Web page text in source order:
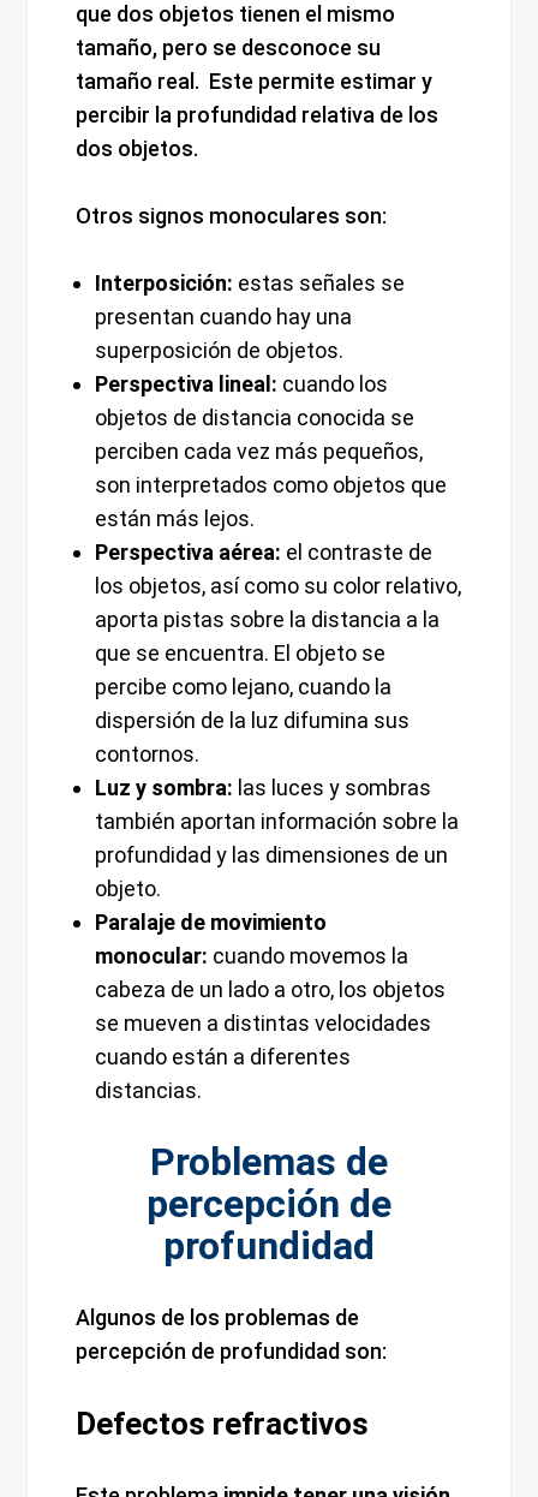
que dos objetos tienen el mismo
tamaño, pero se desconoce su
tamaño real. Este permite estimar y
percibir la profundidad relativa de los
dos objetos.
Otros signos monoculares son:
Interposición: estas señales se
presentan cuando hay una
superposición de objetos.
Perspectiva lineal: cuando los
objetos de distancia conocida se
perciben cada vez más pequeños,
son interpretados como objetos que
están más lejos.
Perspectiva aérea: el contraste de
los objetos, así como su color relativo,
aporta pistas sobre la distancia a la
que se encuentra. El objeto se
percibe como lejano, cuando la
dispersión de la luz difumina sus
contornos.
Luz y sombra: las luces y sombras
también aportan información sobre la
profundidad y las dimensiones de un
objeto.
Paralaje de movimiento
monocular: cuando movemos la
cabeza de un lado a otro, los objetos
se mueven a distintas velocidades
cuando están a diferentes
distancias.
Problemas de
percepción de
profundidad
Algunos de los problemas de
percepción de profundidad son:
Defectos refractivos